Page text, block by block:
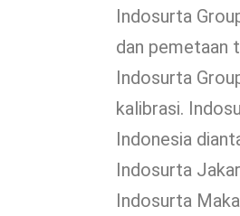
Indosurta
dan pemetaan
Indosurta
kalibrasi.
Indonesia
Indosurta
Indosurta